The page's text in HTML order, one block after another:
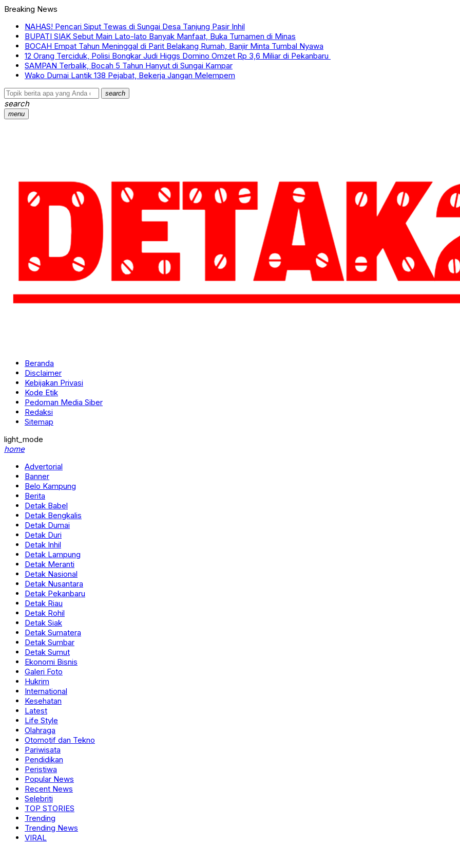
Breaking News
NAHAS! Pencari Siput Tewas di Sungai Desa Tanjung Pasir Inhil
BUPATI SIAK Sebut Main Lato-lato Banyak Manfaat, Buka Turnamen di Minas
BOCAH Empat Tahun Meninggal di Parit Belakang Rumah, Banjir Minta Tumbal Nyawa
12 Orang Terciduk, Polisi Bongkar Judi Higgs Domino Omzet Rp 3,6 Miliar di Pekanbaru
SAMPAN Terbalik, Bocah 5 Tahun Hanyut di Sungai Kampar
Wako Dumai Lantik 138 Pejabat, Bekerja Jangan Melempem
search
search
menu
Beranda
Disclaimer
Kebijakan Privasi
Kode Etik
Pedoman Media Siber
Redaksi
Sitemap
light_mode
home
Advertorial
Banner
Belo Kampung
Berita
Detak Babel
Detak Bengkalis
Detak Dumai
Detak Duri
Detak Inhil
Detak Lampung
Detak Meranti
Detak Nasional
Detak Nusantara
Detak Pekanbaru
Detak Riau
Detak Rohil
Detak Siak
Detak Sumatera
Detak Sumbar
Detak Sumut
Ekonomi Bisnis
Galeri Foto
Hukrim
International
Kesehatan
Latest
Life Style
Olahraga
Otomotif dan Tekno
Pariwisata
Pendidikan
Peristiwa
Popular News
Recent News
Selebriti
TOP STORIES
Trending
Trending News
VIRAL